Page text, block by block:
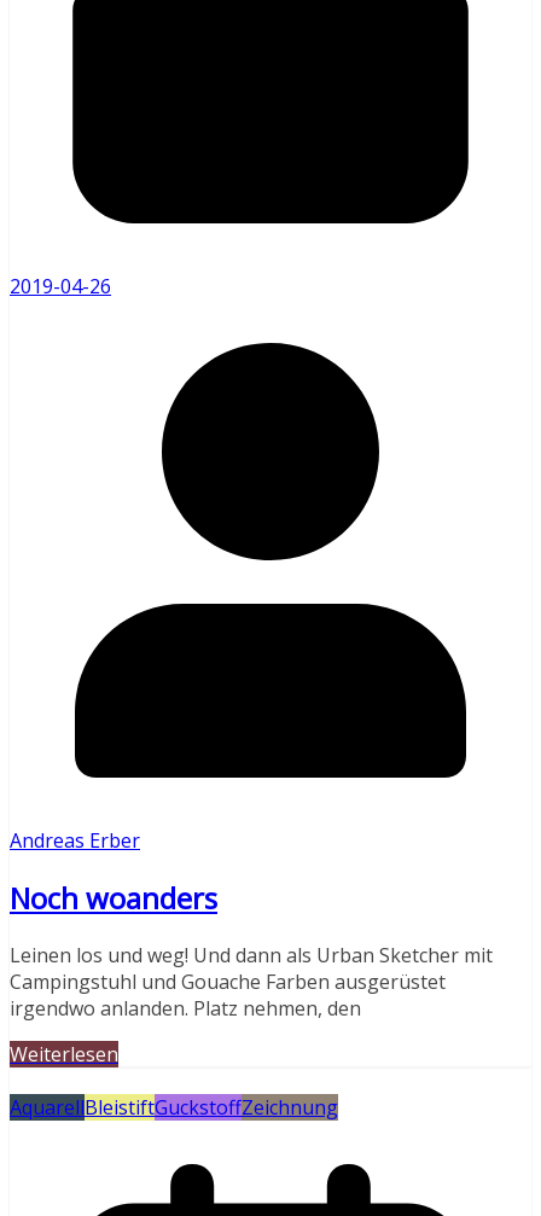
2019-04-26
Andreas Erber
Noch woanders
Leinen los und weg! Und dann als Urban Sketcher mit
Campingstuhl und Gouache Farben ausgerüstet
irgendwo anlanden. Platz nehmen, den
Weiterlesen
AquarellBleistiftGuckstoffZeichnung